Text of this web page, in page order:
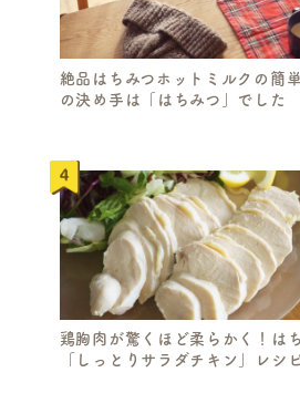
絶品はちみつホットミルクの簡
の決め手は「はちみつ」でした
鶏胸肉が驚くほど柔らかく！は
「しっとりサラダチキン」レシ